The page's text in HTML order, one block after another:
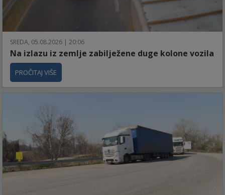
SREDA, 05.08.2026 | 20:06
Na izlazu iz zemlje zabilježene duge kolone vozila
PROČITAJ VIŠE